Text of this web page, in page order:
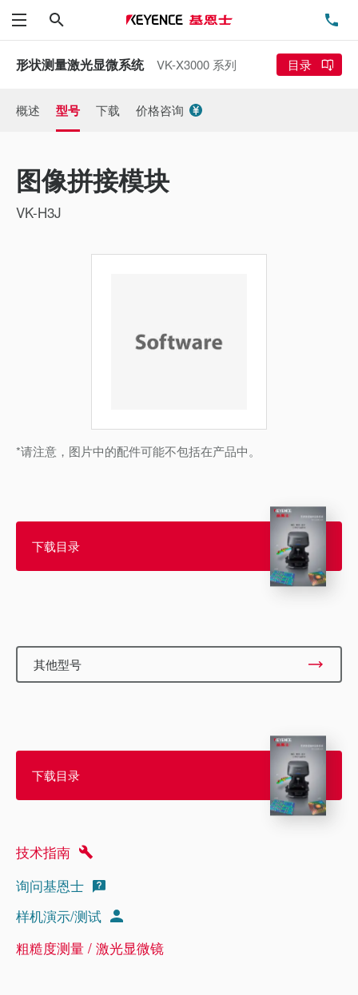
菜单
形状测量激光显微系统 VK-X3000 系列 目录
概述 型号 下载 价格咨询
图像拼接模块
VK-H3J
*请注意，图片中的配件可能不包括在产品中。
下载目录
其他型号
下载目录
技术指南
询问基恩士
样机演示/测试
粗糙度测量 / 激光显微镜